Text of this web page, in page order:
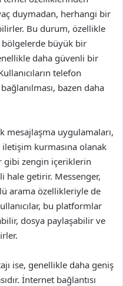
duymadan, herhangi bir
Bu durum, özellikle
bölgelerde büyük bir
daha güvenli bir
telefon
bazen daha
mesajlaşma uygulamaları,
iletişim kurmasına olanak
gibi zengin içeriklerin
hale getirir. Messenger,
arama özellikleriyle de
bu platformlar
dosya paylaşabilir ve
ise, genellikle daha geniş
İnternet bağlantısı